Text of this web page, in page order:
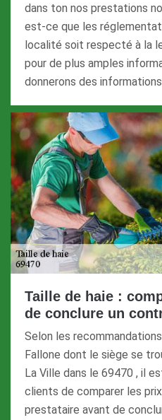
dans ton nos prestations
est-ce que les
localité soit respecté à la
pour de plus amples
donnerons des
Taille de haie :
de conclure un
Selon les
Fallone dont le siège se
La Ville dans le 69470 , il
clients de comparer les
prestataire avant de